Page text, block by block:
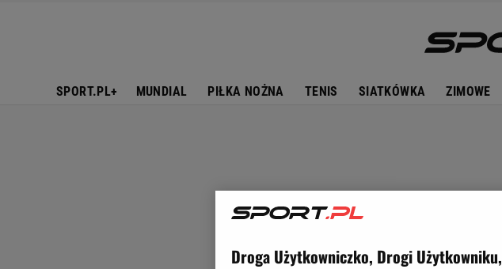
SPORT.PL+ MUNDIAL PIŁKA NOŻNA TENIS SIATKÓWKA ZIMOWE
Droga Użytkowniczko, Drogi Użytkowniku,